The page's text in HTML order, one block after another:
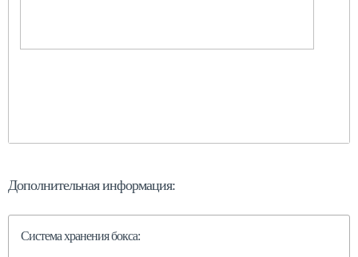
Дополнительная информация:
Система хранения бокса: